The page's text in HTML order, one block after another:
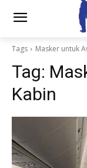
Tags Masker untuk
Tag:
Kabin